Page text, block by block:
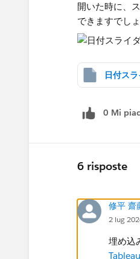
開いた時に、
できますでし
0 Mi
6 risposte
修平 齋
2 lug
埋め込